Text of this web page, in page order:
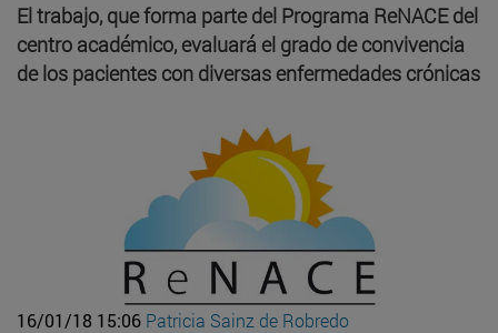
El trabajo, que forma parte del Programa ReNACE del
centro académico, evaluará el grado de convivencia
de los pacientes con diversas enfermedades crónicas
16/01/18 15:06 Patricia Sainz de Robredo